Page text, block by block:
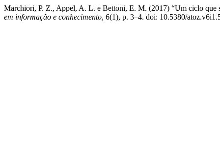
Marchiori, P. Z., Appel, A. L. e Bettoni, E. M. (2017) “Um ciclo que
em informação e conhecimento, 6(1), p. 3–4. doi: 10.5380/